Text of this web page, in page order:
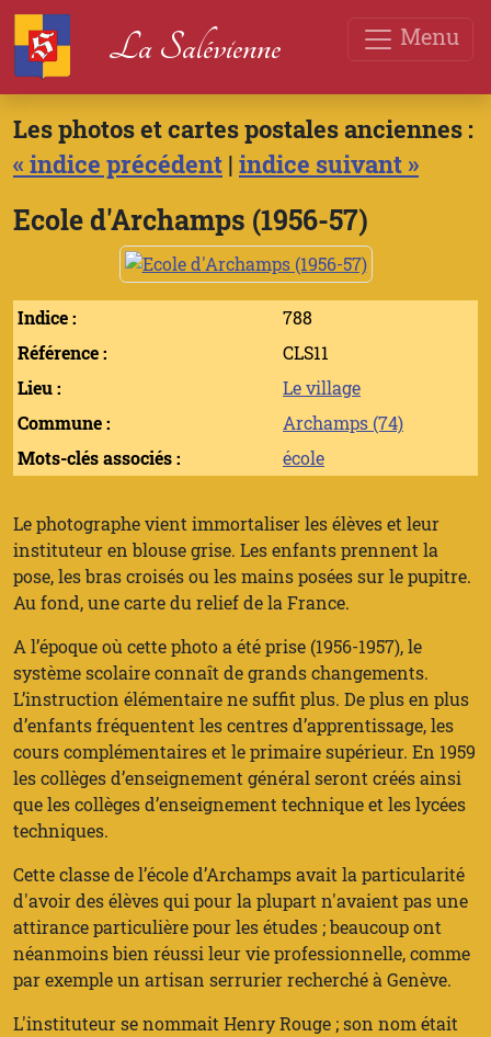
Menu
La Salévienne
Les photos et cartes postales anciennes :
« indice précédent | indice suivant »
Ecole d'Archamps (1956-57)
Indice :
788
Référence :
CLS11
Lieu :
Le village
Commune :
Archamps (74)
Mots-clés associés :
école
Le photographe vient immortaliser les élèves et leur
instituteur en blouse grise. Les enfants prennent la
pose, les bras croisés ou les mains posées sur le pupitre.
Au fond, une carte du relief de la France.
A l’époque où cette photo a été prise (1956-1957), le
système scolaire connaît de grands changements.
L’instruction élémentaire ne suffit plus. De plus en plus
d’enfants fréquentent les centres d’apprentissage, les
cours complémentaires et le primaire supérieur. En 1959
les collèges d’enseignement général seront créés ainsi
que les collèges d’enseignement technique et les lycées
techniques.
Cette classe de l’école d’Archamps avait la particularité
d'avoir des élèves qui pour la plupart n'avaient pas une
attirance particulière pour les études ; beaucoup ont
néanmoins bien réussi leur vie professionnelle, comme
par exemple un artisan serrurier recherché à Genève.
L'instituteur se nommait Henry Rouge ; son nom était